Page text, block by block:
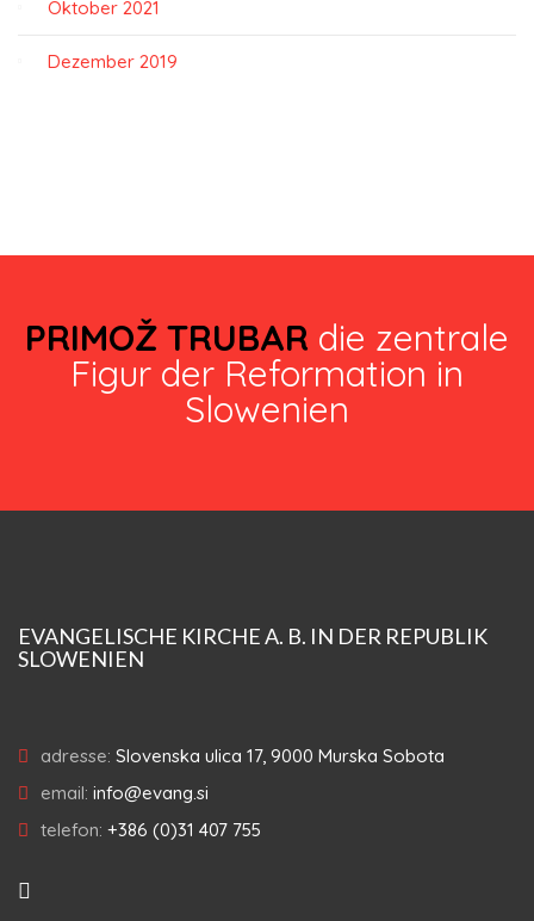
Oktober 2021
Dezember 2019
PRIMOŽ TRUBAR die zentrale
Figur der Reformation in
Slowenien
EVANGELISCHE KIRCHE A. B. IN DER REPUBLIK
SLOWENIEN
adresse: Slovenska ulica 17, 9000 Murska Sobota
email: info@evang.si
telefon: +386 (0)31 407 755